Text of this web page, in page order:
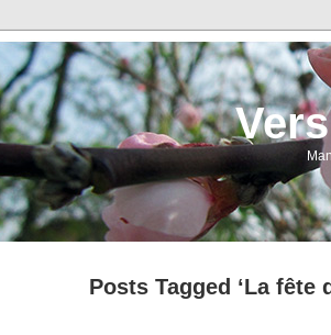
Posts Tagged ‘La fête